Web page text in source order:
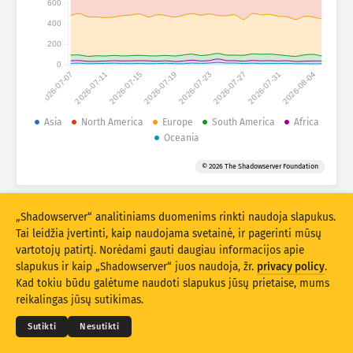
Išpuolių statistiniai duomenys: Prietaisai
Duomenų rinkinys
Riba
Persidengia
Atnaujinti Atnaujinti
Atsisiųsti kaip PNG
2026-07-072026-07-112026-07-152026-07-192026-07-232026-07-272026-07-312026-08-04
0
200
400
600
Asia North America Europe South America
Africa
Oceania
© 2026 The Shadowserver Foundation
© 2026THE SHADOWSERVER FOUNDATION
Privatumo politika ir sąlygos
Susisiekite su mumis
Kūrėjų sąrašas
„Shadowserver“ analitiniams duomenims rinkti naudoja slapukus.
Tai leidžia įvertinti, kaip naudojama svetainė, ir pagerinti mūsų
vartotojų patirtį. Norėdami gauti daugiau informacijos apie
slapukus ir kaip „Shadowserver“ juos naudoja, žr. privacy policy.
Kad tokiu būdu galėtume naudoti slapukus jūsų prietaise, mums
reikalingas jūsų sutikimas.
Sutikti Nesutikti